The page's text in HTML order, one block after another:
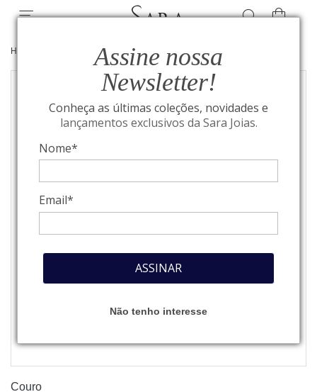
Assine nossa
Newsletter!
Conheça as últimas coleções, novidades e
lançamentos exclusivos da Sara Joias.
Nome*
Email*
ASSINAR
Não tenho interesse
HOME MONTBLANC /COURO
Couro